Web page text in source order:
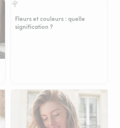
Fleurs et couleurs : quelle
signification ?